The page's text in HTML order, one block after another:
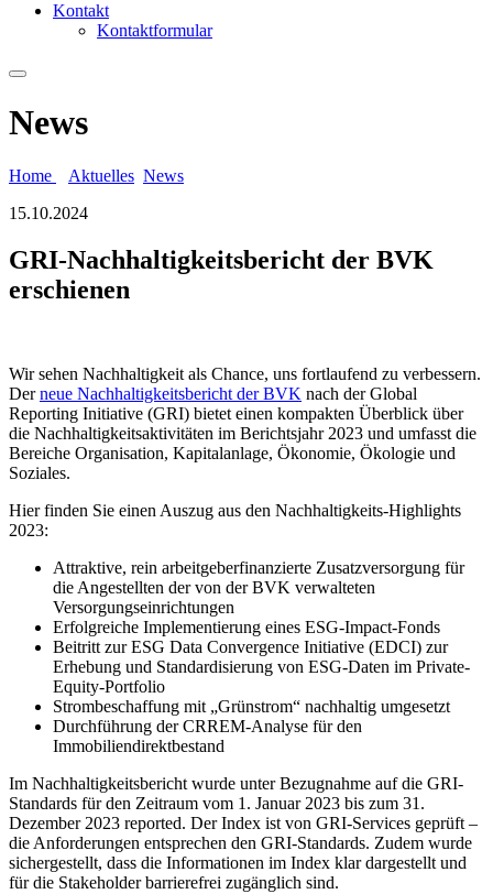
Kontakt
Kontaktformular
News
Home Aktuelles News
15.10.2024
GRI-Nachhaltigkeitsbericht der BVK
erschienen
Wir sehen Nachhaltigkeit als Chance, uns fortlaufend zu verbessern.
Derneue Nachhaltigkeitsbericht der BVK nach der Global
Reporting Initiative (GRI) bietet einen kompakten Überblick über
die Nachhaltigkeitsaktivitäten im Berichtsjahr 2023 und umfasst die
Bereiche Organisation, Kapitalanlage, Ökonomie, Ökologie und
Soziales.
Hier finden Sie einen Auszug aus den Nachhaltigkeits-Highlights
2023:
Attraktive, rein arbeitgeberfinanzierte Zusatzversorgung für
die Angestellten der von der BVK verwalteten
Versorgungseinrichtungen
Erfolgreiche Implementierung eines ESG-Impact-Fonds
Beitritt zur ESG Data Convergence Initiative (EDCI) zur
Erhebung und Standardisierung von ESG-Daten im Private-
Equity-Portfolio
Strombeschaffung mit „Grünstrom“ nachhaltig umgesetzt
Durchführung der CRREM-Analyse für den
Immobiliendirektbestand
Im Nachhaltigkeitsbericht wurde unter Bezugnahme auf die GRI-
Standards für den Zeitraum vom 1. Januar 2023 bis zum 31.
Dezember 2023 reported. Der Index ist von GRI-Services geprüft –
die Anforderungen entsprechen den GRI-Standards. Zudem wurde
sichergestellt, dass die Informationen im Index klar dargestellt und
für die Stakeholder barrierefrei zugänglich sind.